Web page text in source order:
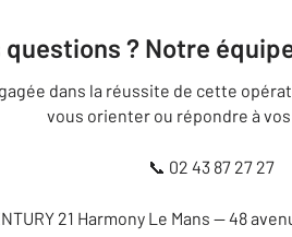
questions ? Notre
dans la réussite de cette
vous orienter ou répondre à
📞 02 43 87 27 27
21 Harmony Le Mans — 48